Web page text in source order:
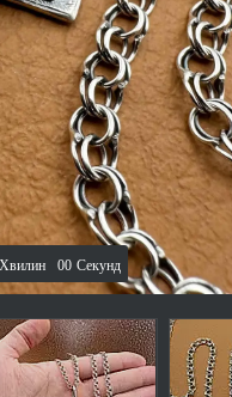
Хвилин 00 Секунд